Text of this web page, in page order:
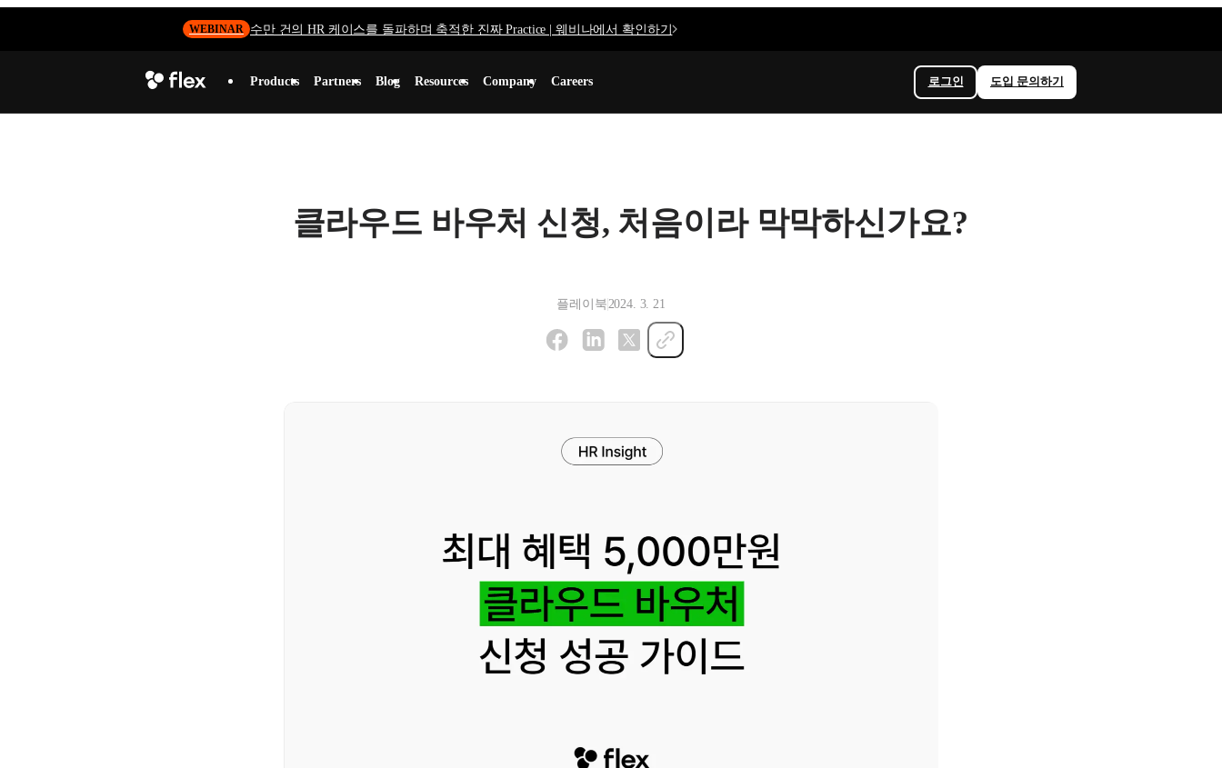
WEBINAR 수만 건의 HR 케이스를 돌파하며 축적한 진짜 Practice | 웨비나에서 확인하기
Products Partners Blog Resources Company Careers 로그인 도입 문의하기
클라우드 바우처 신청, 처음이라 막막하신가요?
플레이북2024. 3. 21